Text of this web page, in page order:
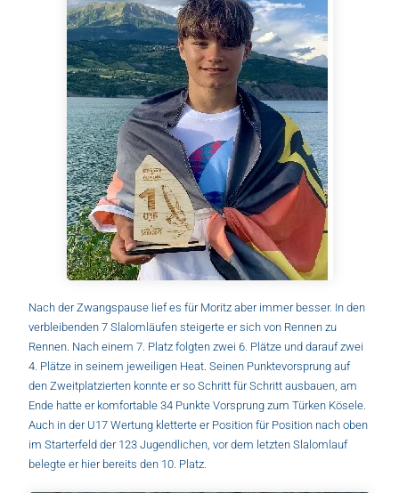
Nach der Zwangspause lief es für Moritz aber immer besser. In den
verbleibenden 7 Slalomläufen steigerte er sich von Rennen zu
Rennen. Nach einem 7. Platz folgten zwei 6. Plätze und darauf zwei
4. Plätze in seinem jeweiligen Heat. Seinen Punktevorsprung auf
den Zweitplatzierten konnte er so Schritt für Schritt ausbauen, am
Ende hatte er komfortable 34 Punkte Vorsprung zum Türken Kösele.
Auch in der U17 Wertung kletterte er Position für Position nach oben
im Starterfeld der 123 Jugendlichen, vor dem letzten Slalomlauf
belegte er hier bereits den 10. Platz.